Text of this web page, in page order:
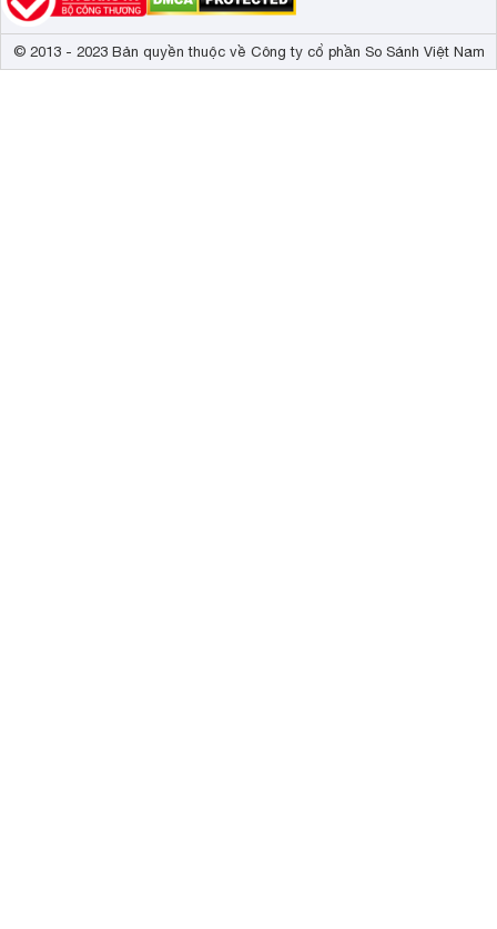
© 2013 - 2023 Bản quyền thuộc về Công ty cổ phần So Sánh Việt Nam